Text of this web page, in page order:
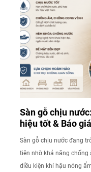
Sàn gỗ chịu
hiệu tốt & Báo giá
Sàn gỗ chịu nước đang
tiên nhờ khả năng chống
điều kiện khí hậu nóng